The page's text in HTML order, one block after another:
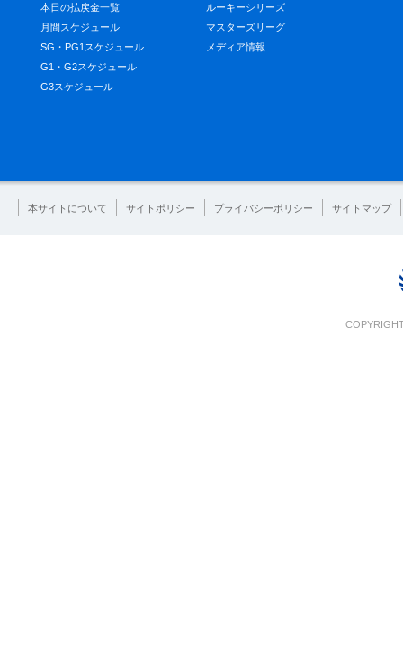
本日の払戻金一覧
月間スケジュール
SG・PG1スケジュール
G1・G2スケジュール
G3スケジュール
ルーキーシリーズ
マスターズリーグ
メディア情報
本サイトについて サイトポリシー プライバシーポリシー サイトマップ